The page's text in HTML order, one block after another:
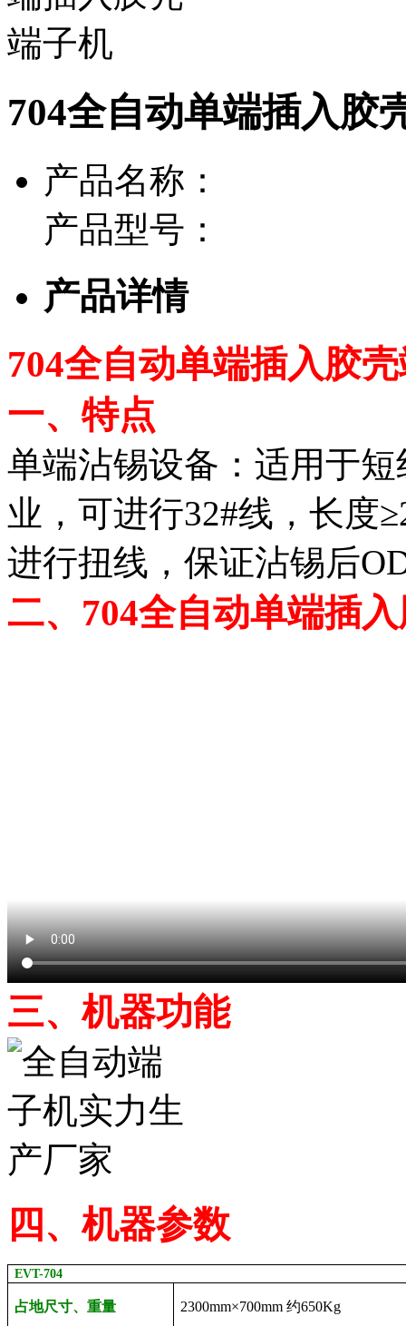
704全自动单端插入胶
产品名称：
产品型号：
产品详情
704全自动单端插入胶
一、特点
单端沾锡设备：适用于
业，可进行32#线，长度
进行扭线，保证沾锡后
二、704全自动单端插
三、机器功能
四、机器参数
EVT-704
占地尺寸、重量 2300mm×700mm约650Kg